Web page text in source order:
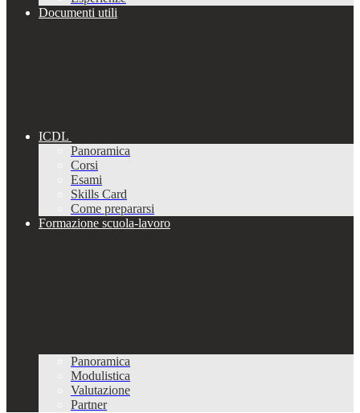
Documenti utili
ICDL
Panoramica
Corsi
Esami
Skills Card
Come prepararsi
Formazione scuola-lavoro
Panoramica
Modulistica
Valutazione
Partner